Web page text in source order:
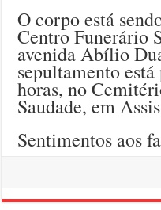
O corpo está
Centro Funerário
avenida Abílio
sepultamento
horas, no
Saudade, em
Sentimentos aos